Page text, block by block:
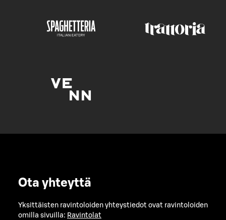
Ota yhteyttä
Yksittäisten ravintoloiden yhteystiedot ovat ravintoloiden
omilla sivuilla: Ravintolat